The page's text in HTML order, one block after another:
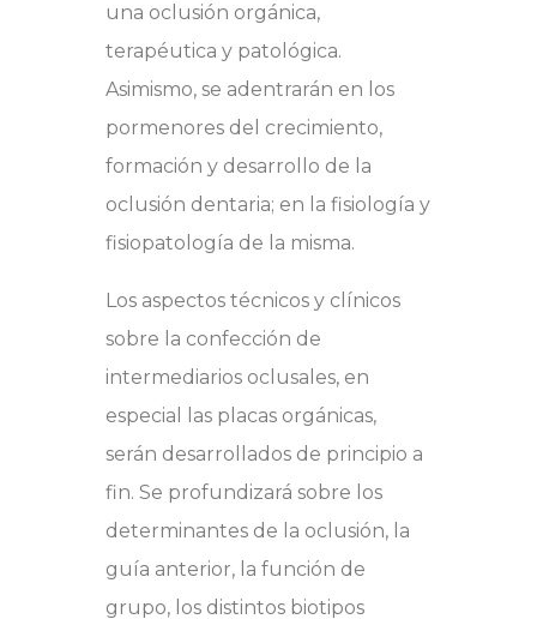
una oclusión orgánica,
terapéutica y patológica.
Asimismo, se adentrarán en los
pormenores del crecimiento,
formación y desarrollo de la
oclusión dentaria; en la fisiología y
fisiopatología de la misma.
Los aspectos técnicos y clínicos
sobre la confección de
intermediarios oclusales, en
especial las placas orgánicas,
serán desarrollados de principio a
fin. Se profundizará sobre los
determinantes de la oclusión, la
guía anterior, la función de
grupo, los distintos biotipos